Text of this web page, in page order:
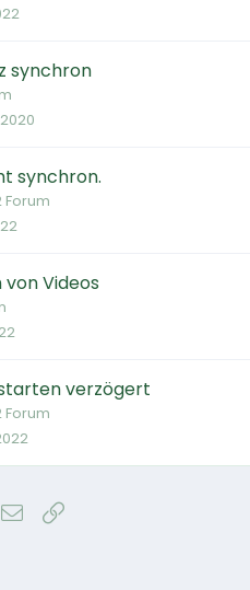
synchron
synchron.
Forum
Videos
verzögert
Forum
E-Mail